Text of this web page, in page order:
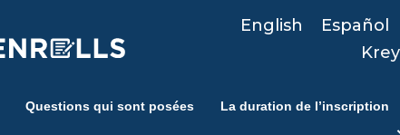
English Español
Questions qui sont posées La duration de l’inscription